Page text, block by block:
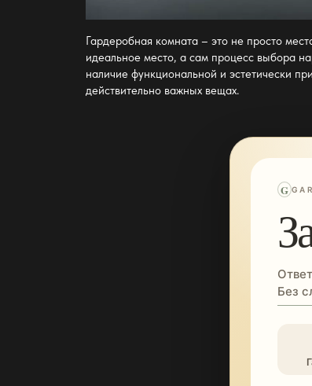
Гардеробная комната – это не просто
идеальное место, а сам процесс выбора
наличие функциональной и эстетически
действительно важных вещах.
G
Без